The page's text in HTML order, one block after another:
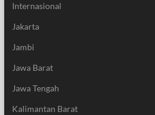
Internasional
Jakarta
Jambi
Jawa Barat
Jawa Tengah
Kalimantan Barat